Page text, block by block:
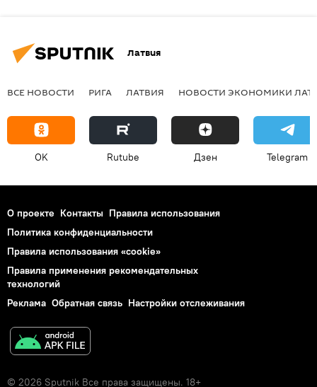
Латвия
ВСЕ НОВОСТИ РИГА ЛАТВИЯ НОВОСТИ ЭКОНОМИКИ
OK Rutube Дзен Telegram
О проекте Контакты Правила использования
Политика конфиденциальности
Правила использования «cookie»
Правила применения рекомендательных
технологий
Реклама Обратная связь Настройки отслеживания
© 2026 Sputnik Все права защищены. 18+